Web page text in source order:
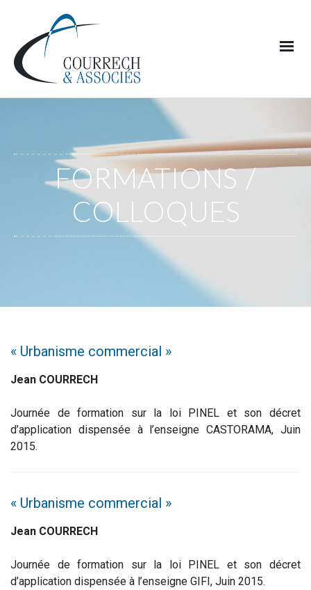
FORMATIONS /
COLLOQUES
« Urbanisme commercial »
Jean COURRECH
Journée de formation sur la loi PINEL et son décret
d’application dispensée à l’enseigne CASTORAMA, Juin
2015.
« Urbanisme commercial »
Jean COURRECH
Journée de formation sur la loi PINEL et son décret
d’application dispensée à l’enseigne GIFI, Juin 2015.